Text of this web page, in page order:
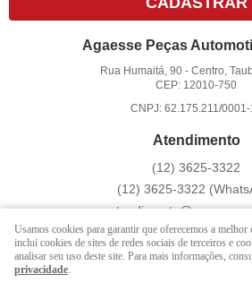
Agaesse Peças
Rua Humaitá, 90 -Centro,
CEP: 12010-750
CNPJ: 62.175.211/0001-
Atendimento
(12) 3625-3322
(12) 3625-3322
LOJA VIRTUAL CRIADA POR
Usamos cookies para garantir que oferecemos a
inclui cookies de sites de redes sociais de terceiros e
analisar seu uso deste site. Para mais informações,
privacidade.